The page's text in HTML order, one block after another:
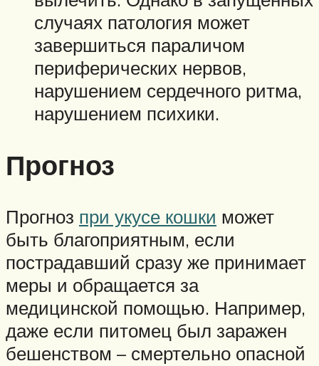
случаях патология может
завершиться параличом
периферических нервов,
нарушением сердечного ритма,
нарушением психики.
Прогноз
Прогноз при укусе кошки может
быть благоприятным, если
пострадавший сразу же принимает
меры и обращается за
медицинской помощью. Например,
даже если питомец был заражен
бешенством – смертельно опасной